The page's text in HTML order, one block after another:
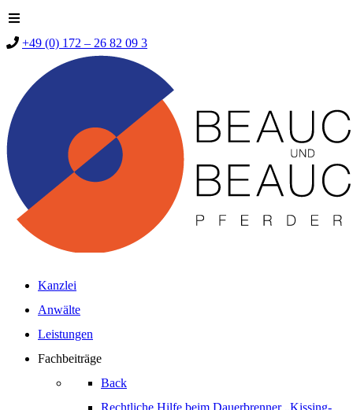
+49 (0) 172 – 26 82 09 3
Kanzlei
Anwälte
Leistungen
Fachbeiträge
Back
Rechtliche Hilfe beim Dauerbrenner „Kissing-